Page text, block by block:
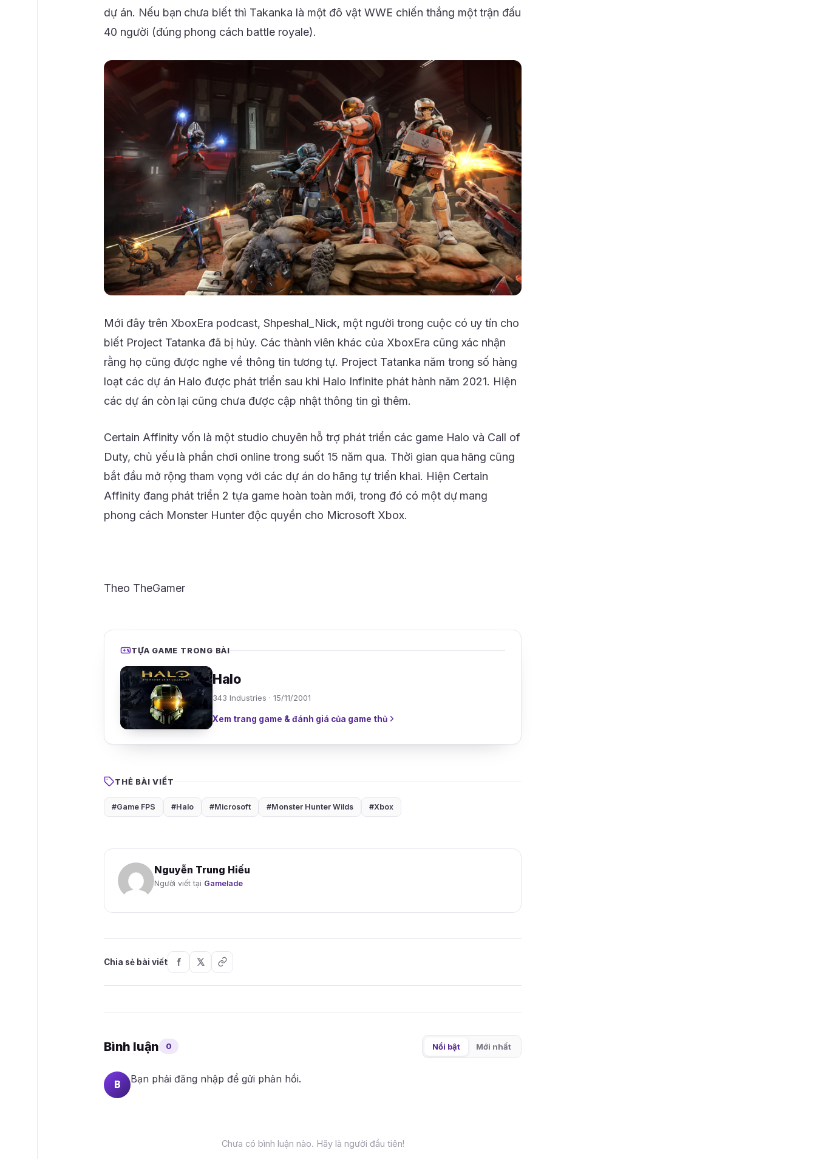
dự án. Nếu bạn chưa biết thì Takanka là một đô vật WWE chiến thắng một trận đấu
40 người (đúng phong cách battle royale).
Mới đây trên XboxEra podcast, Shpeshal_Nick, một người trong cuộc có uy tín cho
biết Project Tatanka đã bị hủy. Các thành viên khác của XboxEra cũng xác nhận
rằng họ cũng được nghe về thông tin tương tự. Project Tatanka năm trong số hàng
loạt các dự án Halo được phát triển sau khi Halo Infinite phát hành năm 2021. Hiện
các dự án còn lại cũng chưa được cập nhật thông tin gì thêm.
Certain Affinity vốn là một studio chuyên hỗ trợ phát triển các game Halo và Call of
Duty, chủ yếu là phần chơi online trong suốt 15 năm qua. Thời gian qua hãng cũng
bắt đầu mở rộng tham vọng với các dự án do hãng tự triển khai. Hiện Certain
Affinity đang phát triển 2 tựa game hoàn toàn mới, trong đó có một dự mang
phong cách Monster Hunter độc quyền cho Microsoft Xbox.
Theo TheGamer
TỰA GAME TRONG BÀI
Halo
343 Industries · 15/11/2001
Xem trang game & đánh giá của game thủ
THẺ BÀI VIẾT
#Game FPS #Halo #Microsoft #Monster Hunter Wilds #Xbox
Nguyễn Trung Hiếu
Người viết tại Gamelade
Chia sẻ bài viết
Bình luận 0 Nổi bật Mới nhất
B Bạn phải đăng nhập để gửi phản hồi.
Chưa có bình luận nào. Hãy là người đầu tiên!